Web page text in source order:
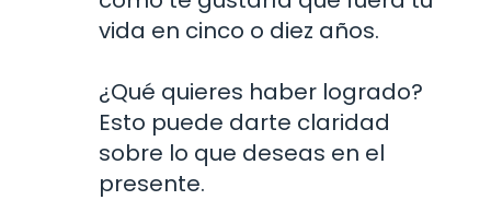
vida en cinco o diez años.
¿Qué quieres haber logrado?
Esto puede darte claridad
sobre lo que deseas en el
presente.